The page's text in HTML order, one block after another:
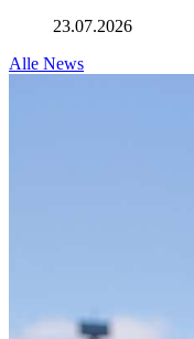
23.07.2026
Alle News